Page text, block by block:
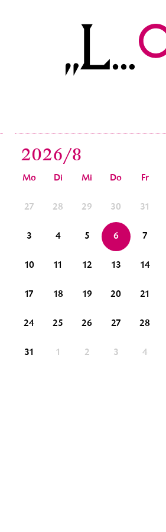
2026/8
Mo Di Mi Do Fr
27 28 29 30 31
3 4 5 6 7
10 11 12 13 14
17 18 19 20 21
24 25 26 27 28
31 1 2 3 4